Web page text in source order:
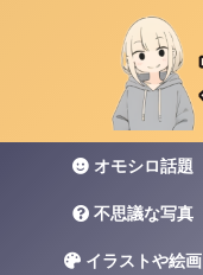
オモシロ話題
不思議な写真
イラストや絵画